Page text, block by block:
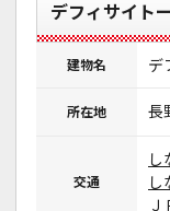
デフィサイト
建物名 デ
所在地 長
交通
し
し